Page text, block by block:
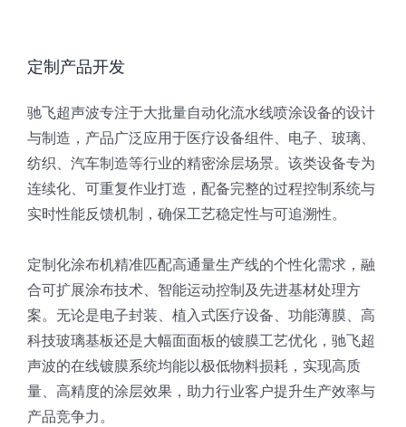
定制产品开发
驰飞超声波专注于大批量自动化流水线喷涂设备的设计
与制造，产品广泛应用于医疗设备组件、电子、玻璃、
纺织、汽车制造等行业的精密涂层场景。该类设备专为
连续化、可重复作业打造，配备完整的过程控制系统与
实时性能反馈机制，确保工艺稳定性与可追溯性。
定制化涂布机精准匹配高通量生产线的个性化需求，融
合可扩展涂布技术、智能运动控制及先进基材处理方
案。无论是电子封装、植入式医疗设备、功能薄膜、高
科技玻璃基板还是大幅面面板的镀膜工艺优化，驰飞超
声波的在线镀膜系统均能以极低物料损耗，实现高质
量、高精度的涂层效果，助力行业客户提升生产效率与
产品竞争力。